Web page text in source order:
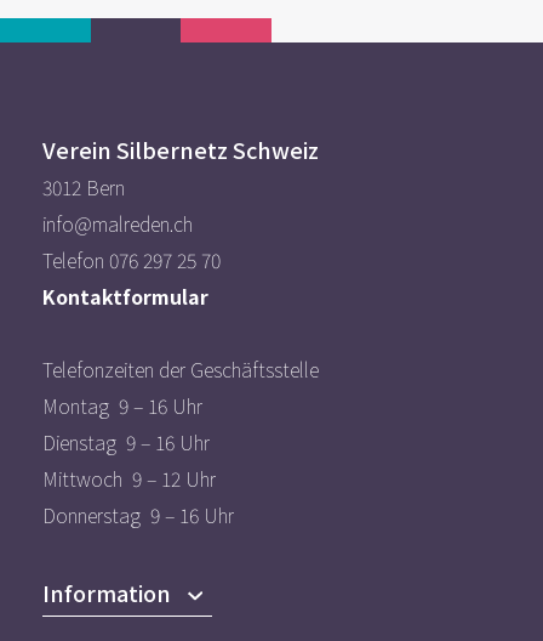
Verein Silbernetz Schweiz
3012 Bern
info@malreden.ch
Telefon 076 297 25 70
Kontaktformular
Telefonzeiten der Geschäftsstelle
Montag 9 – 16 Uhr
Dienstag 9 – 16 Uhr
Mittwoch 9 – 12 Uhr
Donnerstag 9 – 16 Uhr
Information